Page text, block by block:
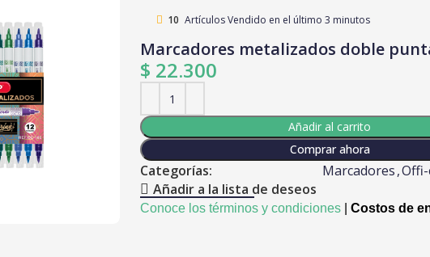
10 Artículos Vendido en el último 3 minutos
Marcadores metalizados doble
$ 22.300
Añadir al carrito
Comprar ahora
Categorías: Marcadores,
Añadir a la lista de deseos
Conoce los términos y condiciones Costos de